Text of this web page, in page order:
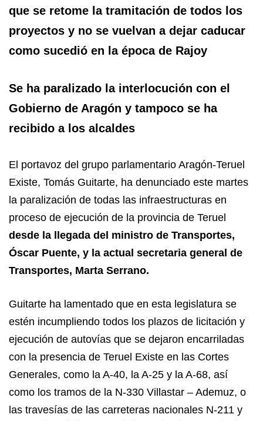
que se retome la tramitación de todos los
proyectos y no se vuelvan a dejar caducar
como sucedió en la época de Rajoy
Se ha paralizado la interlocución con el
Gobierno de Aragón y tampoco se ha
recibido a los alcaldes
El portavoz del grupo parlamentario Aragón-Teruel
Existe, Tomás Guitarte, ha denunciado este martes
la paralización de todas las infraestructuras en
proceso de ejecución de la provincia de Teruel
desde la llegada del ministro de Transportes,
Óscar Puente, y la actual secretaria general de
Transportes, Marta Serrano.
Guitarte ha lamentado que en esta legislatura se
estén incumpliendo todos los plazos de licitación y
ejecución de autovías que se dejaron encarriladas
con la presencia de Teruel Existe en las Cortes
Generales, como la A-40, la A-25 y la A-68, así
como los tramos de la N-330 Villastar – Ademuz, o
las travesías de las carreteras nacionales N-211 y